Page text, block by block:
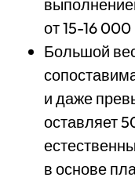
от 15-16
Большой
и даже
оставляет
в основе